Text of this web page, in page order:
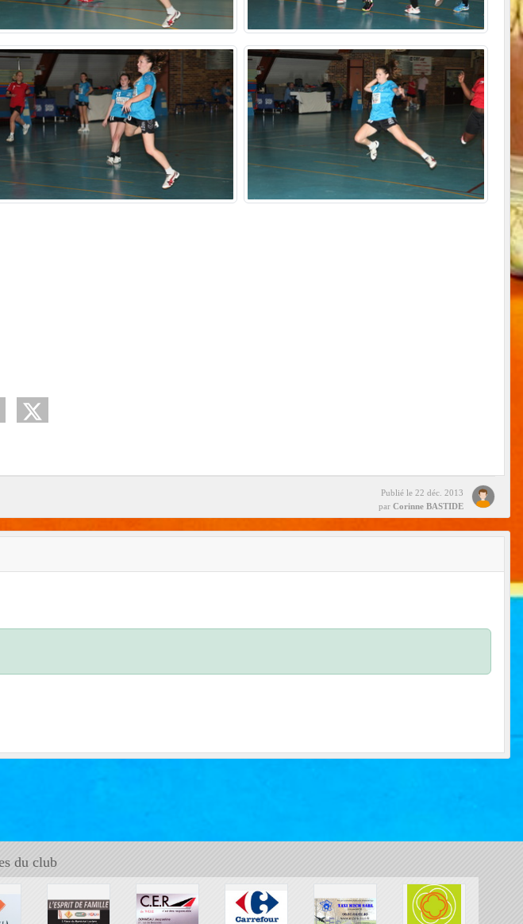
Publié le 22 déc. 2013
par Corinne BASTIDE
du club